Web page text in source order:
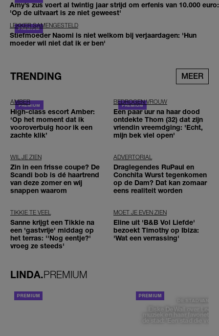
Amy’s zus voert al twintig jaar strijd om erfenis van 10.000 euro:
'Op de uitvaart is ze niet geweest'
LEKKER SAMENGESTELD
Stiefmoeder Naomi is niet welkom bij verjaardagen: 'Hun
moeder wil niet dat ik er ben'
TRENDING MEER
AMBER
High-class escort Amber:
‘Op het moment dat ik
vooroverbuig hoor ik een
zachte klik’
BEDROGEN VROUW
Een paar uur na haar dood
ontdekte Thom (32) dat zijn
vriendin vreemdging: 'Echt,
mijn bek viel open'
WIL JE ZIEN
Zin in een frisse coupe? De
Scandi bob is dé haartrend
van deze zomer en wij
snappen waarom
ADVERTORIAL
Draglegendes RuPaul en
Conchita Wurst tegenkomen
op de Dam? Dat kan zomaar
eens realiteit worden
TIKKIE TE VEEL
Sanne krijgt een Tikkie na
een 'gastvrije' middag op
het terras: ''Nog eentje?'
vroeg ze steeds'
MOET JE EVEN ZIEN
Eline uit 'B&B Vol Liefde'
bezoekt Timothy op Ibiza:
'Wat een verrassing'
LINDA.PREMIUM
DE STAD VAN
Elske DeWall over
muziek en haar favoriete
de stad: 'Een stad die